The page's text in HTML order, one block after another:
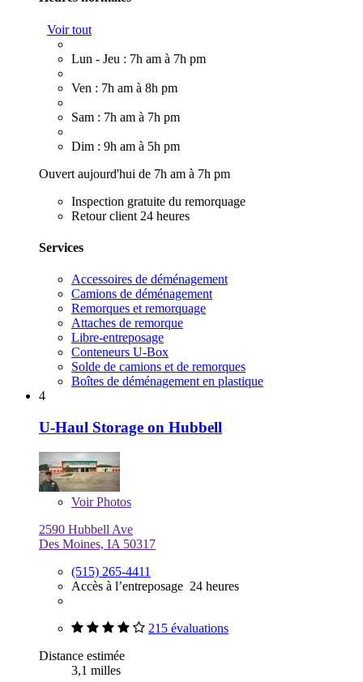
Voir tout
Lun - Jeu : 7h am à 7h pm
Ven : 7h am à 8h pm
Sam : 7h am à 7h pm
Dim : 9h am à 5h pm
Ouvert aujourd'hui de 7h am à 7h pm
Inspection gratuite du remorquage
Retour client 24 heures
Services
Accessoires de déménagement
Camions de déménagement
Remorques et remorquage
Attaches de remorque
Libre-entreposage
Conteneurs U-Box
Solde de camions et de remorques
Boîtes de déménagement en plastique
4
U-Haul Storage on Hubbell
VoirPhotos
2590 Hubbell Ave
Des Moines, IA 50317
(515) 265-4411
Accès à l’entreposage 24 heures
215 évaluations
Distance estimée
3,1 milles